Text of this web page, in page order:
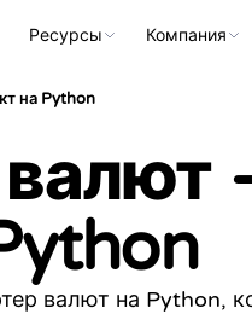
Ресурсы Компания
на Python
валют
валют на Python,